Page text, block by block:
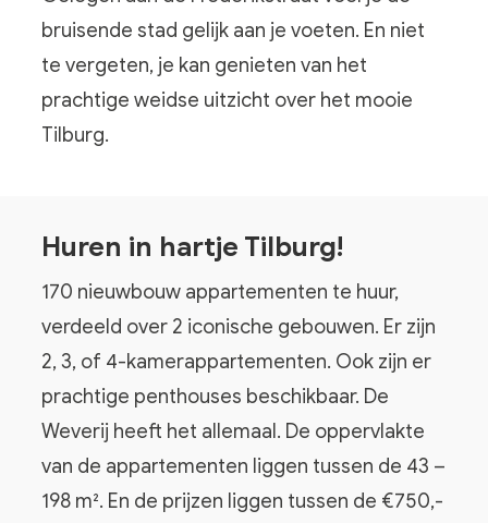
bruisende stad gelijk aan je voeten. En niet
te vergeten, je kan genieten van het
prachtige weidse uitzicht over het mooie
Tilburg.
Huren in hartje Tilburg!
170 nieuwbouw appartementen te huur,
verdeeld over 2 iconische gebouwen. Er zijn
2, 3, of 4-kamerappartementen. Ook zijn er
prachtige penthouses beschikbaar. De
Weverij heeft het allemaal. De oppervlakte
van de appartementen liggen tussen de 43 –
198 m². En de prijzen liggen tussen de €750,-